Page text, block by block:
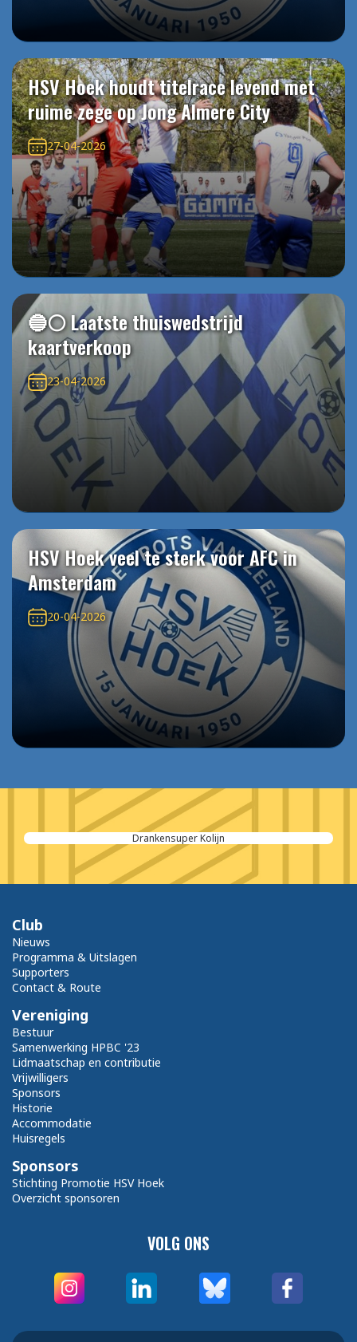
HSV Hoek houdt titelrace levend met
ruime zege op Jong Almere City
27-04-2026
🔵⚪️ Laatste thuiswedstrijd
kaartverkoop
23-04-2026
HSV Hoek veel te sterk voor AFC in
Amsterdam
20-04-2026
Drankensuper Kolijn
VOLG ONS
Club
Nieuws
Programma & Uitslagen
Supporters
Contact & Route
Vereniging
Bestuur
Samenwerking HPBC '23
Lidmaatschap en contributie
Vrijwilligers
Sponsors
Historie
Accommodatie
Huisregels
Sponsors
Stichting Promotie HSV Hoek
Overzicht sponsoren